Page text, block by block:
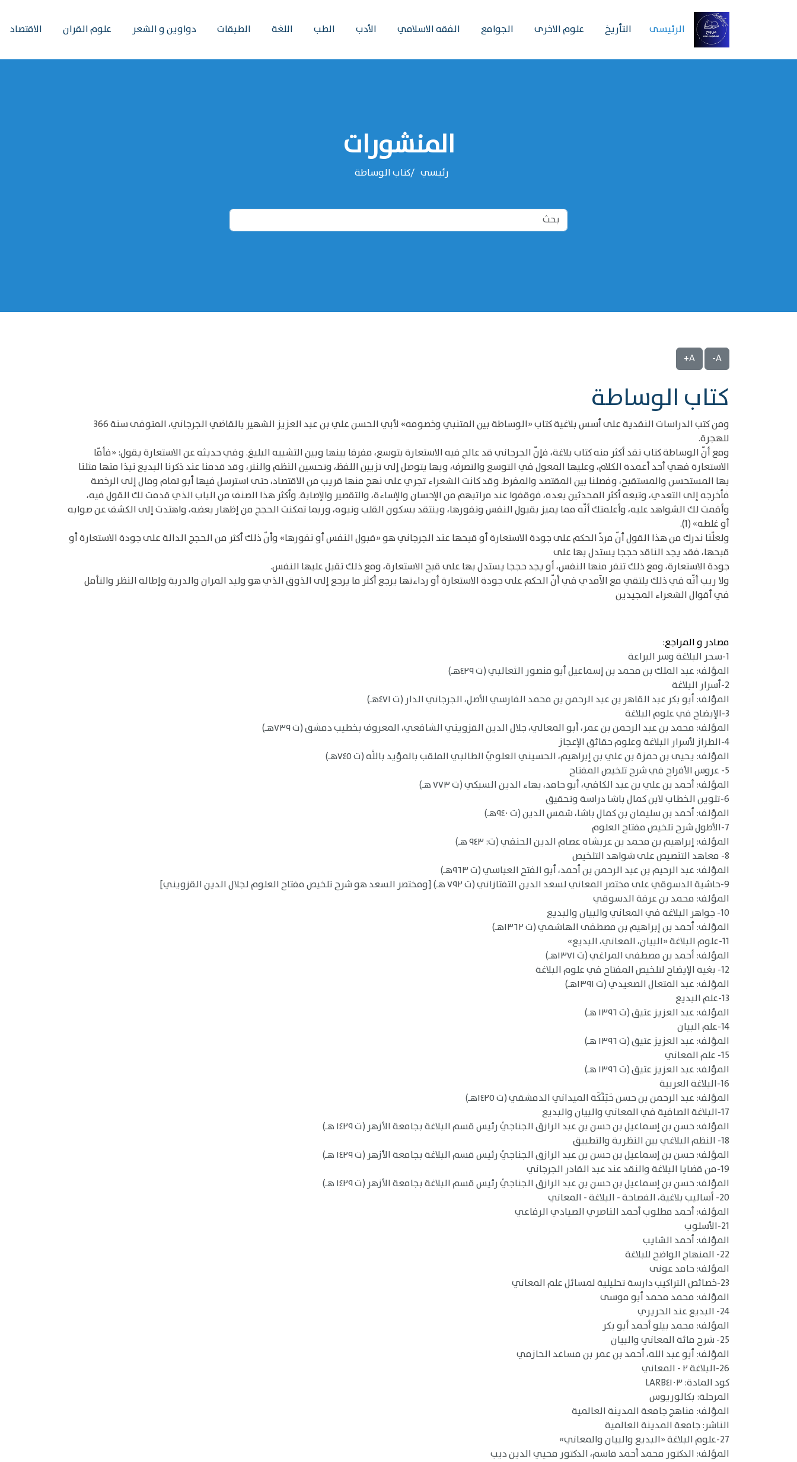
الرئیسی التأريخ علوم الاخرى الجوامع الفقه الاسلامي الأدب الطب اللغة الطبقات دواوين و الشعر علوم القران الاقتصاد
المنشورات
رئيسي ‌‌كتاب الوساطة
A-
A+
‌‌كتاب الوساطة
ومن كتب الدراسات النقدية على أسس بلاغية كتاب «الوساطة بين المتنبي وخصومه» لأبي الحسن علي بن عبد العزيز الشهير بالقاضي الجرجاني، المتوفى سنة 366
للهجرة.
ومع أنّ الوساطة كتاب نقد أكثر منه كتاب بلاغة، فإنّ الجرجاني قد عالج فيه الاستعارة بتوسع، مفرقا بينها وبين التشبيه البليغ. وفي حديثه عن الاستعارة يقول: «فأمّا
الاستعارة فهي أحد أعمدة الكلام، وعليها المعول في التوسع والتصرف، وبها يتوصل إلى تزيين اللفظ، وتحسين النظم والنثر، وقد قدمنا عند ذكرنا البديع نبذا منها مثلنا
بها المستحسن والمستقبح، وفصلنا بين المقتصد والمفرط. وقد كانت الشعراء تجري على نهج منها قريب من الاقتصاد، حتى استرسل فيها أبو تمام ومال إلى الرخصة
فأخرجه إلى التعدي، وتبعه أكثر المحدثين بعده، فوقفوا عند مراتبهم من الإحسان والإساءة، والتقصير والإصابة. وأكثر هذا الصنف من الباب الذي قدمت لك القول فيه،
وأقمت لك الشواهد عليه، وأعلمتك أنّه مما يميز بقبول النفس ونفورها، وينتقد بسكون القلب ونبوه، وربما تمكنت الحجج من إظهار بعضه، واهتدت إلى الكشف عن صوابه
أو غلطه» (1).
ولعلّنا ندرك من هذا القول أنّ مردّ الحكم على جودة الاستعارة أو قبحها عند الجرجاني هو «قبول النفس أو نفورها» وأنّ ذلك أكثر من الحجج الدالة على جودة الاستعارة أو
قبحها، فقد يجد الناقد حججا يستدل بها على
جودة الاستعارة، ومع ذلك تنفر منها النفس، أو يجد حججا يستدل بها على قبح الاستعارة، ومع ذلك تقبل عليها النفس.
ولا ريب أنّه في ذلك يلتقي مع الآمدي في أنّ الحكم على جودة الاستعارة أو رداءتها يرجع أكثر ما يرجع إلى الذوق الذي هو وليد المران والدربة وإطالة النظر والتأمل
في أقوال الشعراء المجيدين
مصادر و المراجع:
1-سحر البلاغة وسر البراعة
المؤلف: عبد الملك بن محمد بن إسماعيل أبو منصور الثعالبي (ت ٤٢٩هـ)
2-أسرار البلاغة
المؤلف: أبو بكر عبد القاهر بن عبد الرحمن بن محمد الفارسي الأصل، الجرجاني الدار (ت ٤٧١هـ)
3-الإيضاح في علوم البلاغة
المؤلف: محمد بن عبد الرحمن بن عمر، أبو المعالي، جلال الدين القزويني الشافعي، المعروف بخطيب دمشق (ت ٧٣٩هـ)
4-الطراز لأسرار البلاغة وعلوم حقائق الإعجاز
المؤلف: يحيى بن حمزة بن علي بن إبراهيم، الحسيني العلويّ الطالبي الملقب بالمؤيد باللَّه (ت ٧٤٥هـ)
5- عروس الأفراح في شرح تلخيص المفتاح
المؤلف: أحمد بن علي بن عبد الكافي، أبو حامد، بهاء الدين السبكي (ت ٧٧٣ هـ)
6-تلوين الخطاب لابن كمال باشا دراسة وتحقيق
المؤلف: أحمد بن سليمان بن كمال باشا، شمس الدين (ت ٩٤٠هـ)
7-الأطول شرح تلخيص مفتاح العلوم
المؤلف: إبراهيم بن محمد بن عربشاه عصام الدين الحنفي (ت: ٩٤٣ هـ)
8- معاهد التنصيص على شواهد التلخيص
المؤلف: عبد الرحيم بن عبد الرحمن بن أحمد، أبو الفتح العباسي (ت ٩٦٣هـ)
9-حاشية الدسوقي على مختصر المعاني لسعد الدين التفتازاني (ت ٧٩٢ هـ) [ومختصر السعد هو شرح تلخيص مفتاح العلوم لجلال الدين القزويني]
المؤلف: محمد بن عرفة الدسوقي
10- جواهر البلاغة في المعاني والبيان والبديع
المؤلف: أحمد بن إبراهيم بن مصطفى الهاشمي (ت ١٣٦٢هـ)
11-علوم البلاغة «البيان، المعاني، البديع»
المؤلف: أحمد بن مصطفى المراغي (ت ١٣٧١هـ)
12- بغية الإيضاح لتلخيص المفتاح في علوم البلاغة
المؤلف: عبد المتعال الصعيدي (ت ١٣٩١هـ)
13-علم البديع
المؤلف: عبد العزيز عتيق (ت ١٣٩٦ هـ)
14-علم البيان
المؤلف: عبد العزيز عتيق (ت ١٣٩٦ هـ)
15- علم المعاني
المؤلف: عبد العزيز عتيق (ت ١٣٩٦ هـ)
16-البلاغة العربية
المؤلف: عبد الرحمن بن حسن حَبَنَّكَة الميداني الدمشقي (ت ١٤٢٥هـ)
17-البلاغة الصافية في المعاني والبيان والبديع
المؤلف: حسن بن إسماعيل بن حسن بن عبد الرازق الجناجيُ رئيس قسم البلاغة بجامعة الأزهر (ت ١٤٢٩ هـ)
18- النظم البلاغي بين النظرية والتطبيق
المؤلف: حسن بن إسماعيل بن حسن بن عبد الرازق الجناجيُ رئيس قسم البلاغة بجامعة الأزهر (ت ١٤٢٩ هـ)
19-من قضايا البلاغة والنقد عند عبد القادر الجرجاني
المؤلف: حسن بن إسماعيل بن حسن بن عبد الرازق الجناجيُ رئيس قسم البلاغة بجامعة الأزهر (ت ١٤٢٩ هـ)
20- أساليب بلاغية، الفصاحة - البلاغة - المعاني
المؤلف: أحمد مطلوب أحمد الناصري الصيادي الرفاعي
21-الأسلوب
المؤلف: أحمد الشايب
22- المنهاج الواضح للبلاغة
المؤلف: حامد عونى
23-خصائص التراكيب دارسة تحليلية لمسائل علم المعاني
المؤلف: محمد محمد أبو موسى
24- البديع عند الحريري
المؤلف: محمد بيلو أحمد أبو بكر
25- شرح مائة المعاني والبيان
المؤلف: أبو عبد الله، أحمد بن عمر بن مساعد الحازمي
26-البلاغة ٢ - المعاني
كود المادة: LARB٤١٠٣
المرحلة: بكالوريوس
المؤلف: مناهج جامعة المدينة العالمية
الناشر: جامعة المدينة العالمية
27-علوم البلاغة «البديع والبيان والمعاني»
المؤلف: الدكتور محمد أحمد قاسم، الدكتور محيي الدين ديب